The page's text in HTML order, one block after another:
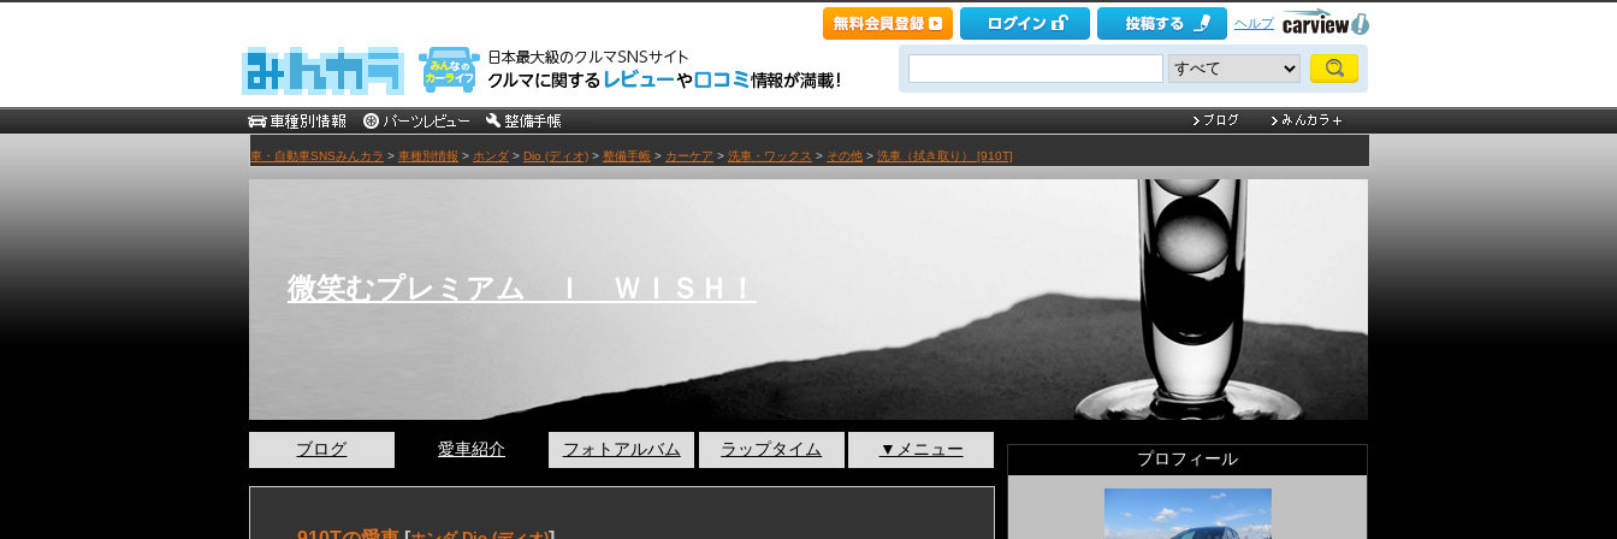
ヘルプ
車・自動車SNSみんカラ > 車種別情報 > ホンダ > Dio (ディオ) > 整備手帳 > カーケア > 洗車・ワックス > その他 > 洗車（拭き取り） [910T]
微笑むプレミアム Ｉ ＷＩＳＨ！
ブログ 愛車紹介 フォトアルバム ラップタイム ▼メニュー プロフィール